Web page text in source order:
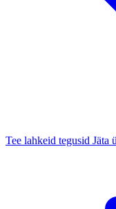
Tee lahkeid tegusid Jäta